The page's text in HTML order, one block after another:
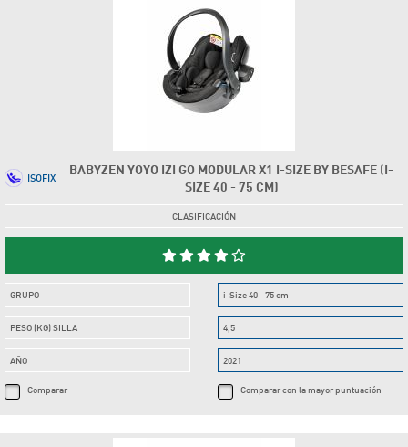
BABYZEN YOYO IZI GO MODULAR X1 I-SIZE BY BESAFE (I-
SIZE 40 - 75 CM)
ISOFIX
CLASIFICACIÓN
GRUPO
PESO (KG) SILLA
AÑO
Comparar
i-Size 40 - 75 cm
4,5
2021
Comparar con la mayor puntuación